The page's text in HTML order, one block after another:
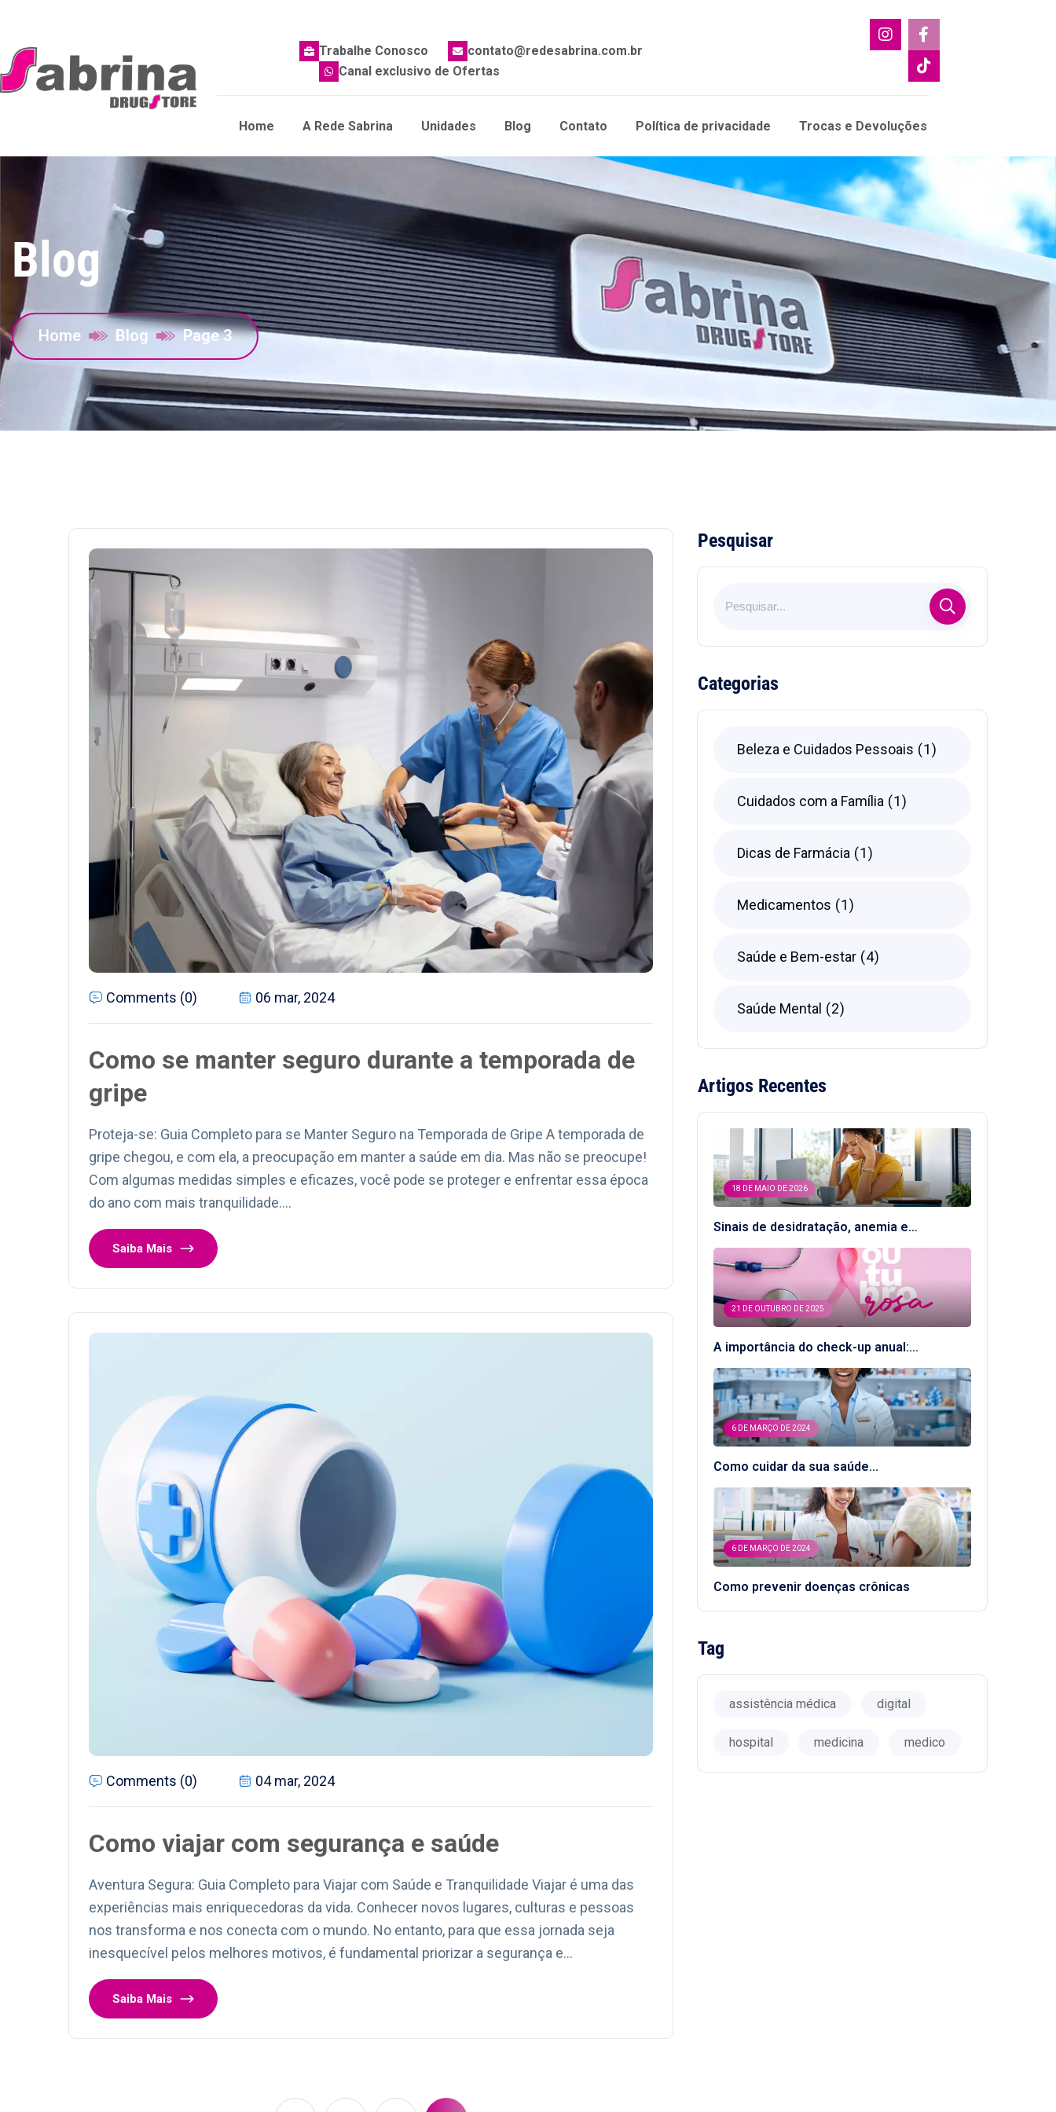
Trabalhe Conosco
contato@redesabrina.com.br
Canal exclusivo de Ofertas
Home A Rede Sabrina Unidades Blog Contato Política de privacidade Trocas e Devoluções
Blog
Home Blog Page 3
Comments (0) 06 mar, 2024
Como se manter seguro durante a temporada de
gripe
Proteja-se: Guia Completo para se Manter Seguro na Temporada de Gripe A temporada de
gripe chegou, e com ela, a preocupação em manter a saúde em dia. Mas não se preocupe!
Com algumas medidas simples e eficazes, você pode se proteger e enfrentar essa época
do ano com mais tranquilidade.…
Saiba Mais
Comments (0) 04 mar, 2024
Como viajar com segurança e saúde
Aventura Segura: Guia Completo para Viajar com Saúde e Tranquilidade Viajar é uma das
experiências mais enriquecedoras da vida. Conhecer novos lugares, culturas e pessoas
nos transforma e nos conecta com o mundo. No entanto, para que essa jornada seja
inesquecível pelos melhores motivos, é fundamental priorizar a segurança e…
Saiba Mais
Pesquisar
Categorias
Beleza e Cuidados Pessoais 1
Cuidados com a Família 1
Dicas de Farmácia 1
Medicamentos 1
Saúde e Bem-estar 4
Saúde Mental 2
Artigos Recentes
18 DE MAIO DE 2026
Sinais de desidratação, anemia e…
21 DE OUTUBRO DE 2025
A importância do check-up anual:…
6 DE MARÇO DE 2024
Como cuidar da sua saúde…
6 DE MARÇO DE 2024
Como prevenir doenças crônicas
Tag
assistência médica digital
hospital medicina medico